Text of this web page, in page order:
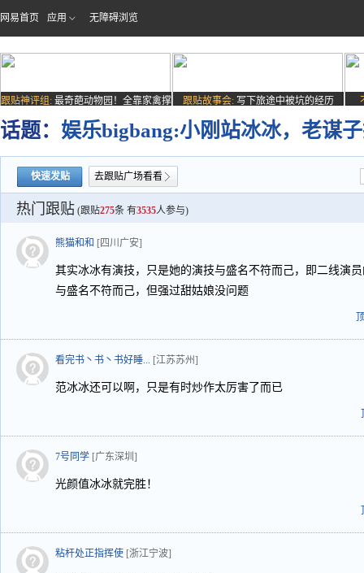
网易首页 应用 无障碍浏览
跟贴神评组: 最奇葩动物园！全靠家禽撑
场子
跟贴故事会: 写下旅途中被坑的经历
话题： 娱乐bigbang:小刚站冰冰，老谋
快速发贴 去跟贴广场看看
热门跟贴 (跟贴275条 有3535人参与)
熊猫和和 [四川广安]
其实冰冰有演技，只是她的演技与盛名不符而己，即二线演
与盛名不符而己，但强过甜姑娘没问题
看完书丶书丶书好睡... [江苏苏州]
范冰冰还可以啊，只是有时炒作太厉害了而已
7号同学 [广东深圳]
光颜值冰冰就完胜！
粘杆处正指挥使 [浙江宁波]